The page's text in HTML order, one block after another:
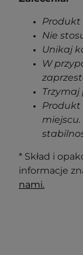
Produkt
Nie
Unikaj
W
Trzymaj
Produkt
* Skład i
informacje
nami.